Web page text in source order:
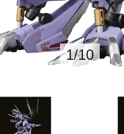
1/10